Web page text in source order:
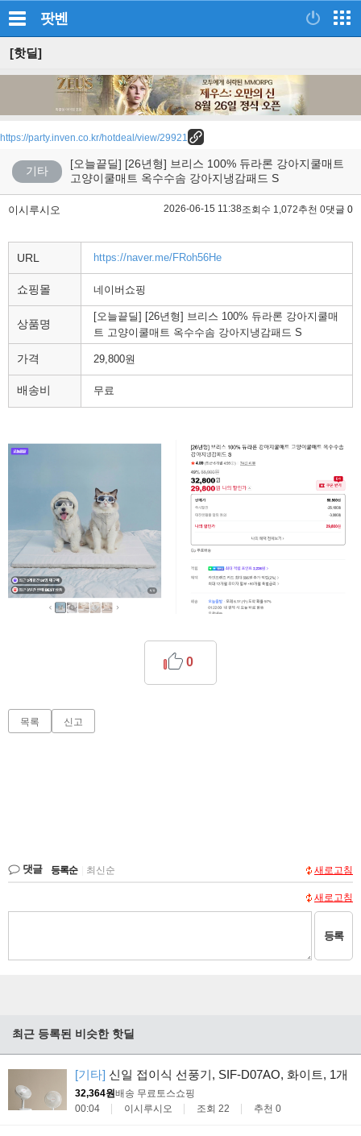
팟벤
[핫딜]
https://party.inven.co.kr/hotdeal/view/29921
기타
[오늘끝딜] [26년형] 브리스 100% 듀라론 강아지쿨매트
고양이쿨매트 옥수수솜 강아지냉감패드 S
이시루시오 2026-06-15 11:38조회수 1,072추천 0댓글 0
URL https://naver.me/FRoh56He
쇼핑몰 네이버쇼핑
상품명
[오늘끝딜] [26년형] 브리스 100% 듀라론 강아지쿨매
트 고양이쿨매트 옥수수솜 강아지냉감패드 S
가격 29,800원
배송비 무료
0
목록 신고
댓글 등록순 최신순 새로고침
새로고침
등록
최근 등록된 비슷한 핫딜
[기타] 신일 접이식 선풍기, SIF-D07AO, 화이트, 1개
32,364원배송 무료 토스쇼핑
00:04
이시루시오 조회 22 추천 0